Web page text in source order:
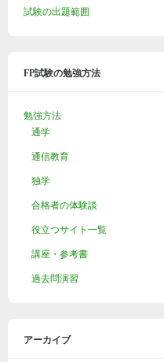
試験の出題範囲
FP試験の勉強方法
勉強方法
通学
通信教育
独学
合格者の体験談
役立つサイト一覧
講座・参考書
過去問演習
アーカイブ